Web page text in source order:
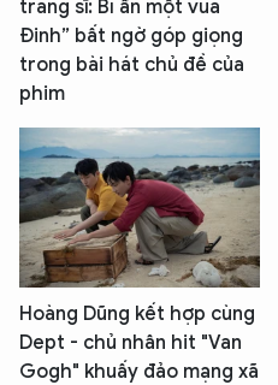
tráng sĩ: Bí ẩn một vua
Đinh” bất ngờ góp giọng
trong bài hát chủ đề của
phim
Hoàng Dũng kết hợp cùng
Dept - chủ nhân hit "Van
Gogh" khuấy đảo mạng xã